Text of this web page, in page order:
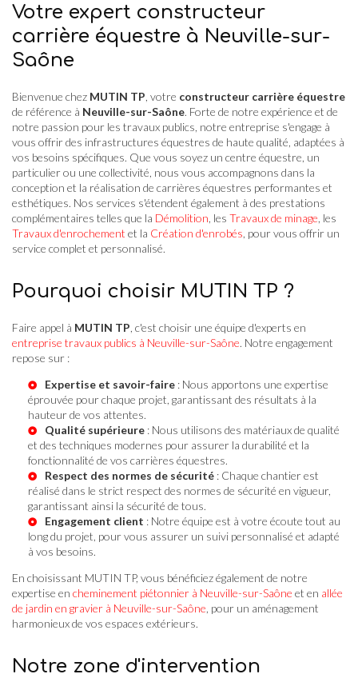
Votre expert constructeur
carrière équestre à Neuville-sur-
Saône
Bienvenue chez MUTIN TP , votre constructeur carrière équestre
de référence à Neuville-sur-Saône. Forte de notre expérience et de
notre passion pour les travaux publics, notre entreprise s'engage à
vous offrir des infrastructures équestres de haute qualité, adaptées à
vos besoins spécifiques. Que vous soyez un centre équestre, un
particulier ou une collectivité, nous vous accompagnons dans la
conception et la réalisation de carrières équestres performantes et
esthétiques. Nos services s'étendent également à des prestations
complémentaires telles que la Démolition , les Travaux de minage , les
Travaux d'enrochement et la Création d'enrobés , pour vous offrir un
service complet et personnalisé.
Pourquoi choisir MUTIN TP ?
Faire appel à MUTIN TP , c'est choisir une équipe d'experts en
entreprise travaux publics à Neuville-sur-Saône. Notre engagement
repose sur :
Expertise et savoir-faire : Nous apportons une expertise
éprouvée pour chaque projet, garantissant des résultats à la
hauteur de vos attentes.
Qualité supérieure : Nous utilisons des matériaux de qualité
et des techniques modernes pour assurer la durabilité et la
fonctionnalité de vos carrières équestres.
Respect des normes de sécurité : Chaque chantier est
réalisé dans le strict respect des normes de sécurité en vigueur,
garantissant ainsi la sécurité de tous.
Engagement client : Notre équipe est à votre écoute tout au
long du projet, pour vous assurer un suivi personnalisé et adapté
à vos besoins.
En choisissant MUTIN TP, vous bénéficiez également de notre
expertise en cheminement piétonnier à Neuville-sur-Saône et en allée
de jardin en gravier à Neuville-sur-Saône , pour un aménagement
harmonieux de vos espaces extérieurs.
Notre zone d'intervention